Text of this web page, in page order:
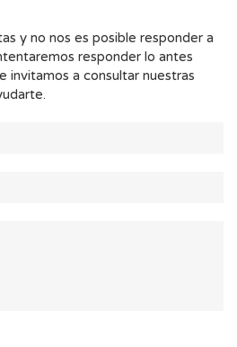
y no nos es posible responder a
responder lo antes
invitamos a consultar nuestras